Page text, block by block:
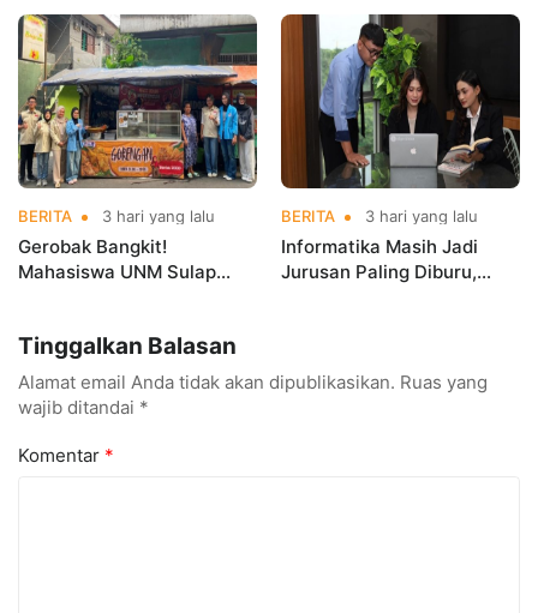
Kerja Sebelum Lulus
Indonesia Open
Championships 2026
BERITA 3 hari yang lalu
Gerobak Bangkit!
Mahasiswa UNM Sulap
BERITA 3 hari yang lalu
Informatika Masih Jadi
Jurusan Paling Diburu,
Tinggalkan Balasan
Alamat email Anda tidak akan dipublikasikan. Ruas yang
wajib ditandai *
Komentar *